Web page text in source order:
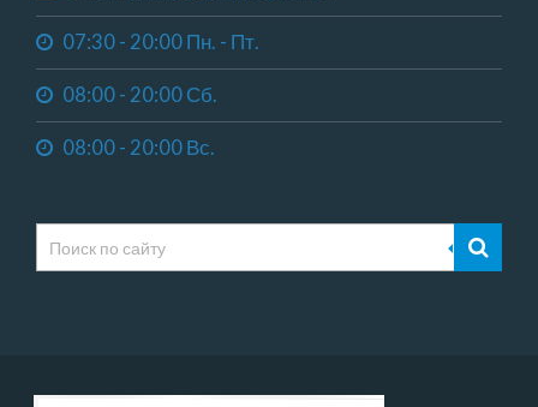
07:30 - 20:00 Пн. - Пт.
08:00 - 20:00 Сб.
08:00 - 20:00 Вс.